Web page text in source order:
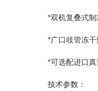
*双机复叠式制
*广口歧管冻干瓶
*可选配进口真
技术参数：